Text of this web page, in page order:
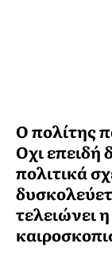
Ο πολίτης
Οχι επειδή
πολιτικά
τελειώνει